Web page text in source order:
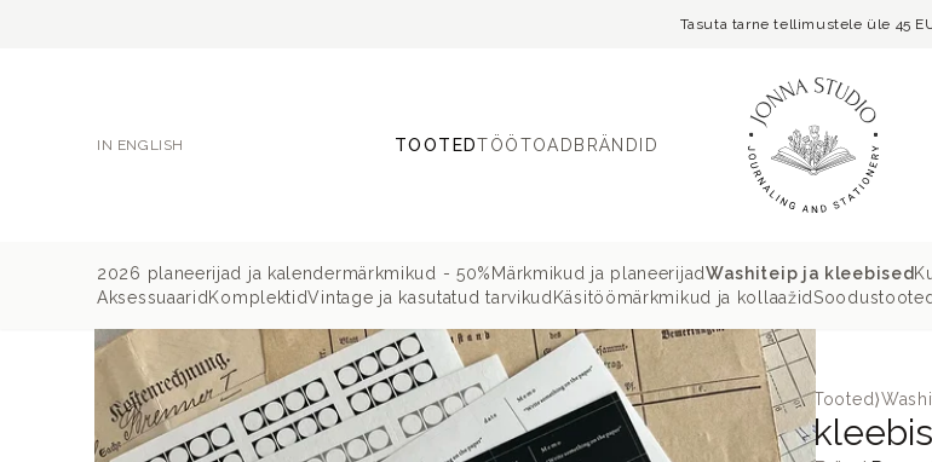
Tasuta tarne tellimustele üle 45
IN ENGLISH TOOTEDTÖÖTOAD BRÄNDID
2026 planeerijad ja kalendermärkmikud - 50% Märkmikud ja planeerijadWashiteip ja kleebised
Aksessuaarid KomplektidVintage ja kasutatud tarvikud Käsitöömärkmikud ja kollaažidSoodustooted
Tooted⟩